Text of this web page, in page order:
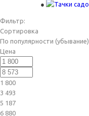
Фильтр:
Сортировка
По популярности (убывание)
Цена
1 800
3 493
5 187
6 880